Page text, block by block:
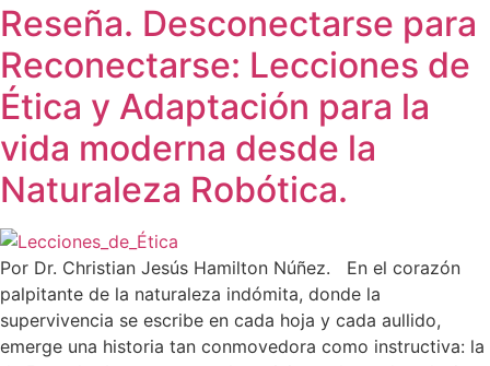
Reseña. Desconectarse para
Reconectarse: Lecciones de
Ética y Adaptación para la
vida moderna desde la
Naturaleza Robótica.
Por Dr. Christian Jesús Hamilton Núñez. En el corazón
palpitante de la naturaleza indómita, donde la
supervivencia se escribe en cada hoja y cada aullido,
emerge una historia tan conmovedora como instructiva: la